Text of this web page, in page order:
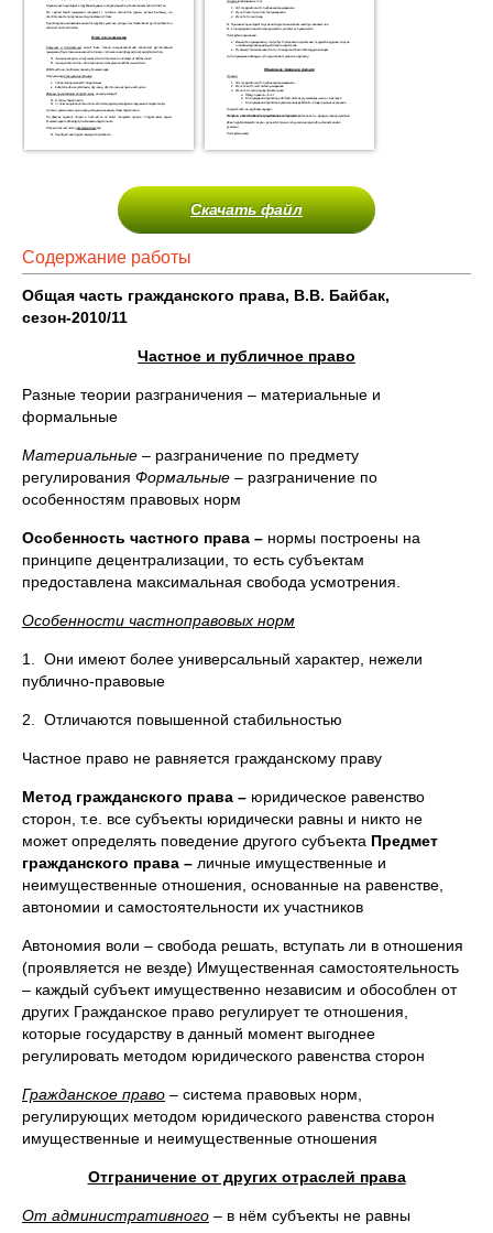
Скачать файл
Содержание работы
Общая часть гражданского права, В.В. Байбак,
сезон-2010/11
Частное и публичное право
Разные теории разграничения – материальные и
формальные
Материальные – разграничение по предмету
регулирования Формальные – разграничение по
особенностям правовых норм
Особенность частного права – нормы построены на
принципе децентрализации, то есть субъектам
предоставлена максимальная свобода усмотрения.
Особенности частноправовых норм
1. Они имеют более универсальный характер, нежели
публично-правовые
2. Отличаются повышенной стабильностью
Частное право не равняется гражданскому праву
Метод гражданского права – юридическое равенство
сторон, т.е. все субъекты юридически равны и никто не
может определять поведение другого субъекта Предмет
гражданского права – личные имущественные и
неимущественные отношения, основанные на равенстве,
автономии и самостоятельности их участников
Автономия воли – свобода решать, вступать ли в отношения
(проявляется не везде) Имущественная самостоятельность
– каждый субъект имущественно независим и обособлен от
других Гражданское право регулирует те отношения,
которые государству в данный момент выгоднее
регулировать методом юридического равенства сторон
Гражданское право – система правовых норм,
регулирующих методом юридического равенства сторон
имущественные и неимущественные отношения
Отграничение от других отраслей права
От административного – в нём субъекты не равны